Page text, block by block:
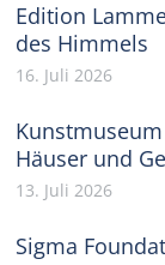
Edition
des Himmels
16. Juli 2026
Häuser und
13. Juli 2026
Sigma